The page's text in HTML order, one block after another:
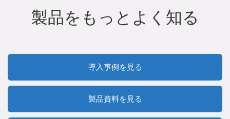
製品をもっとよく知る
導入事例を見る
製品資料を見る